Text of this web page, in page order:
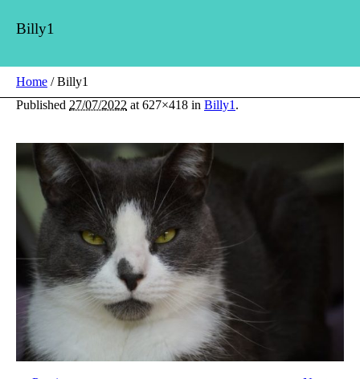
Billy1
Home /Billy1
Published 27/07/2022 at 627×418 in Billy1 .